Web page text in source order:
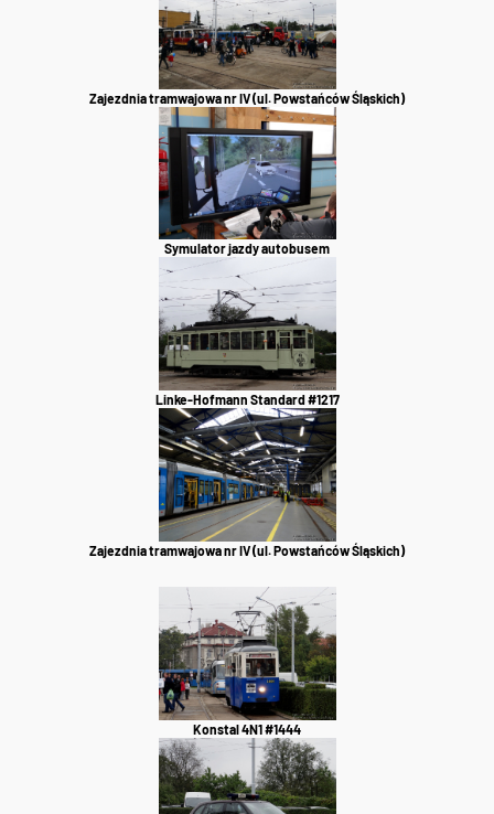
Zajezdnia tramwajowa nr IV (ul. Powstańców Śląskich)
Symulator jazdy autobusem
Linke-Hofmann Standard #1217
Zajezdnia tramwajowa nr IV (ul. Powstańców Śląskich)
Konstal 4N1 #1444